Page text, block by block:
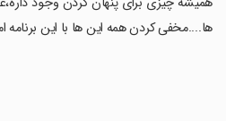
ها....مخفی کردن همه این ها با این